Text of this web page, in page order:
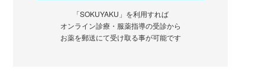
「SOKUYAKU」を利用すれば
オンライン診療・服薬指導の受診から
お薬を郵送にて受け取る事が可能です